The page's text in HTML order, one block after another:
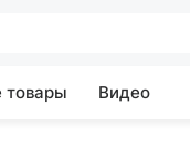
товары Видео